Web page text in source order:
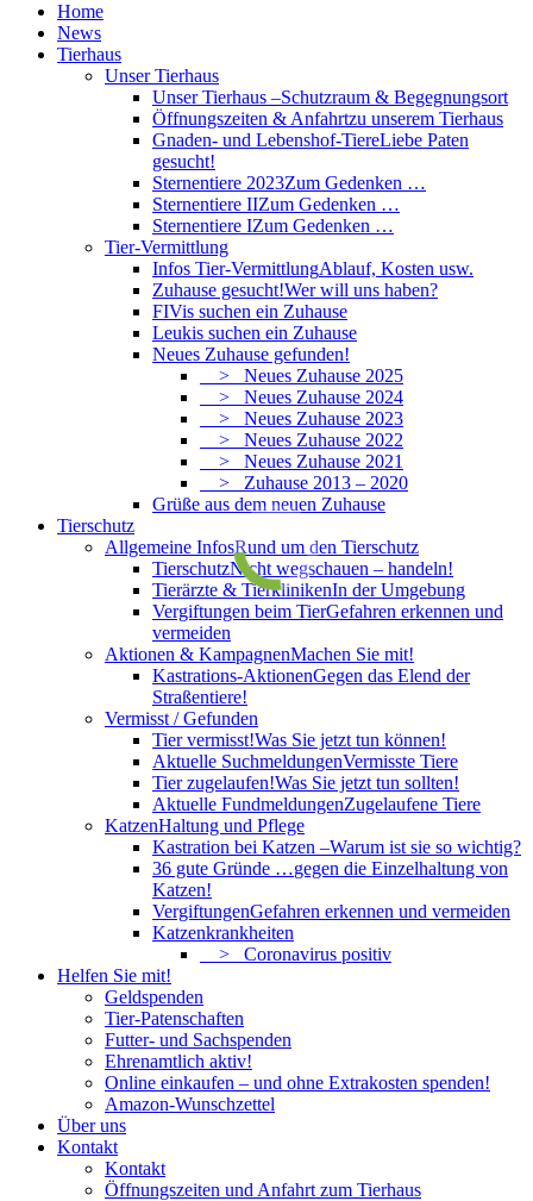
Home
News
Tierhaus
Unser Tierhaus
Unser Tierhaus –Schutzraum & Begegnungsort
Öffnungszeiten & Anfahrtzu unserem Tierhaus
Gnaden- und Lebenshof-TiereLiebe Paten
gesucht!
Sternentiere 2023Zum Gedenken …
Sternentiere IIZum Gedenken …
Sternentiere IZum Gedenken …
Tier-Vermittlung
Infos Tier-VermittlungAblauf, Kosten usw.
Zuhause gesucht!Wer will uns haben?
FIVis suchen ein Zuhause
Leukis suchen ein Zuhause
Neues Zuhause gefunden!
> Neues Zuhause 2025
> Neues Zuhause 2024
> Neues Zuhause 2023
> Neues Zuhause 2022
> Neues Zuhause 2021
> Zuhause 2013 – 2020
Grüße aus dem neuen Zuhause
Tierschutz
Allgemeine InfosRund um den Tierschutz
TierschutzNicht wegschauen – handeln!
Tierärzte & TierklinikenIn der Umgebung
Vergiftungen beim TierGefahren erkennen und
vermeiden
Aktionen & KampagnenMachen Sie mit!
Kastrations-AktionenGegen das Elend der
Straßentiere!
Vermisst / Gefunden
Tier vermisst!Was Sie jetzt tun können!
Aktuelle SuchmeldungenVermisste Tiere
Tier zugelaufen!Was Sie jetzt tun sollten!
Aktuelle FundmeldungenZugelaufene Tiere
KatzenHaltung und Pflege
Kastration bei Katzen –Warum ist sie so wichtig?
36 gute Gründe …gegen die Einzelhaltung von
Katzen!
VergiftungenGefahren erkennen und vermeiden
Katzenkrankheiten
> Coronavirus positiv
Helfen Sie mit!
Geldspenden
Tier-Patenschaften
Futter- und Sachspenden
Ehrenamtlich aktiv!
Online einkaufen – und ohne Extrakosten spenden!
Amazon-Wunschzettel
Über uns
Kontakt
Kontakt
Öffnungszeiten und Anfahrt zum Tierhaus